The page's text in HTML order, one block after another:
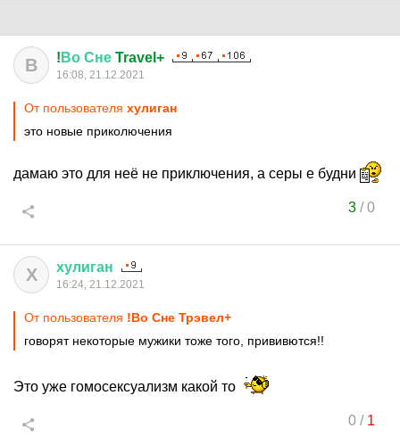
В ! Во Сне Travel+
16:08, 21.12.2021
От пользователя хулиган
это новые приколючения
дамаю это для неё не приключения, а серы е будни
3/0
Х хулиган
16:24, 21.12.2021
От пользователя !Во Сне Трэвел+
говорят некоторые мужики тоже того, прививются!!
Это уже гомосексуализм какой то
0/ 1